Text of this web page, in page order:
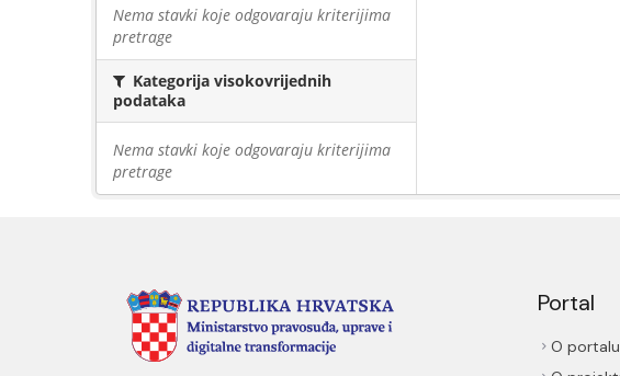
Nema stavki koje odgovaraju kriterijima
pretrage
Kategorija visokovrijednih
podataka
Nema stavki koje odgovaraju kriterijima
pretrage